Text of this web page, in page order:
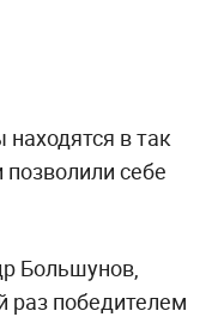
в так
себе
Большунов,
раз победителем